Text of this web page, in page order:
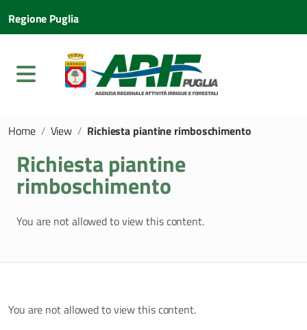
Regione Puglia
Home / View / Richiesta piantine rimboschimento
Richiesta piantine
rimboschimento
You are not allowed to view this content.
You are not allowed to view this content.